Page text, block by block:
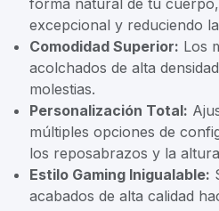
forma natural de tu
excepcional y reduciendo
Comodidad Superior: Los
acolchados de alta
molestias.
Personalización Total:
múltiples opciones de
los reposabrazos y la
Estilo Gaming Inigualable:
acabados de alta calidad